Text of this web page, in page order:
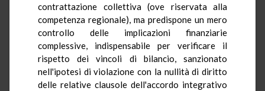
contrattazione collettiva (ove riservata alla
competenza regionale), ma predispone un mero
controllo delle implicazioni finanziarie
complessive, indispensabile per verificare il
rispetto dei vincoli di bilancio, sanzionato
nell'ipotesi di violazione con la nullità di diritto
delle relative clausole dell'accordo integrativo